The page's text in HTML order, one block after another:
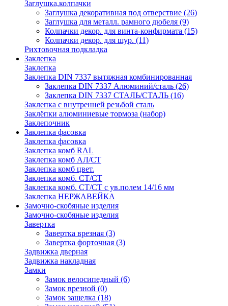
Заглушка,колпачки
Заглушка декоративная под отверствие (26)
Заглушка для металл. рамного дюбеля (9)
Колпачки декор. для винта-конфирмата (15)
Колпачки декор. для шур. (11)
Рихтовочная подкладка
Заклепка
Заклепка
Заклепка DIN 7337 вытяжная комбинированная
Заклепка DIN 7337 Алюминий/сталь (26)
Заклепка DIN 7337 СТАЛЬ/СТАЛЬ (16)
Заклепка с внутренней резьбой сталь
Заклёпки алюминиевые тормоза (набор)
Заклепочник
Заклепка фасовка
Заклепка фасовка
Заклепка комб RAL
Заклепка комб АЛ/СТ
Заклепка комб цвет.
Заклепка комб. СТ/СТ
Заклепка комб. СТ/СТ с ув.полем 14/16 мм
Заклепка НЕРЖАВЕЙКА
Замочно-скобяные изделия
Замочно-скобяные изделия
Завертка
Завертка врезная (3)
Завертка форточная (3)
Задвижка дверная
Задвижка накладная
Замки
Замок велосипедный (6)
Замок врезной (0)
Замок защелка (18)